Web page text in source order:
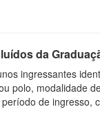
da
ingressantes
polo, modalidade
de ingresso,